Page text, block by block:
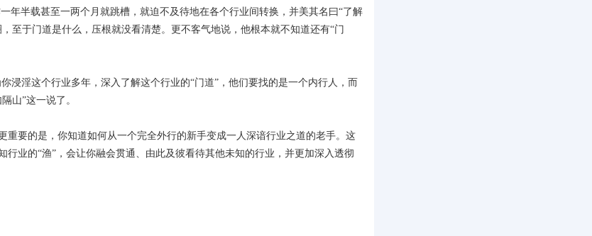
年半载甚至一两个月就跳槽，就迫不及待地在各个行业间转换，并美其名曰“了解
至于门道是什么，压根就没看清楚。更不客气地说，他根本就不知道还有“门
浸淫这个行业多年，深入了解这个行业的“门道”，他们要找的是一个内行人，而
山”这一说了。
要的是，你知道如何从一个完全外行的新手变成一人深谙行业之道的老手。这
业的“渔”，会让你融会贯通、由此及彼看待其他未知的行业，并更加深入透彻